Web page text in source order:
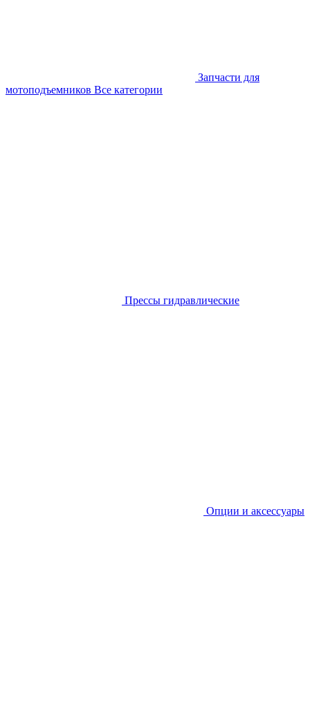
Запчасти для
мотоподъемников Все категории
Прессы гидравлические
Опции и аксессуары